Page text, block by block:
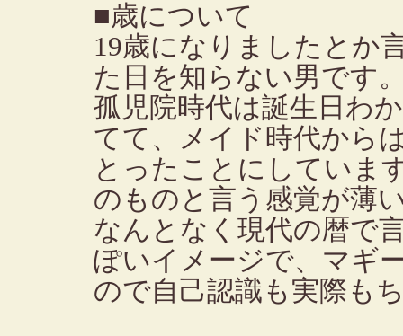
■歳について
19歳になりましたとか
た日を知らない男です
孤児院時代は誕生日わ
てて、メイド時代から
とったことにしていま
のものと言う感覚が薄
なんとなく現代の暦で
ぽいイメージで、マギ
ので自己認識も実際も